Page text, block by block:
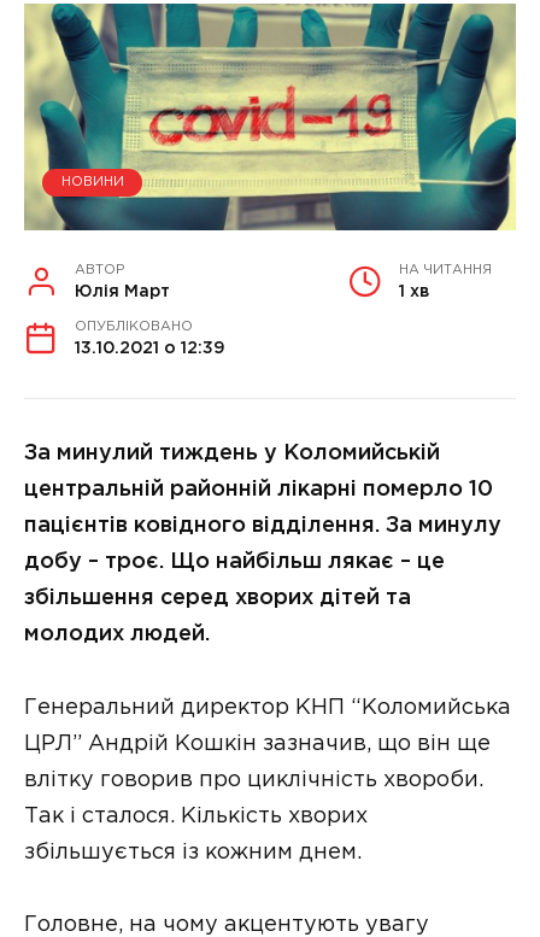
НОВИНИ
АВТОР
Юлія Март
НА ЧИТАННЯ
1 хв
ОПУБЛІКОВАНО
13.10.2021 о 12:39
За минулий тиждень у Коломийській
центральній районній лікарні померло 10
пацієнтів ковідного відділення. За минулу
добу – троє. Що найбільш лякає – це
збільшення серед хворих дітей та
молодих людей.
Генеральний директор КНП “Коломийська
ЦРЛ” Андрій Кошкін зазначив, що він ще
влітку говорив про циклічність хвороби.
Так і сталося. Кількість хворих
збільшується із кожним днем.
Головне, на чому акцентують увагу